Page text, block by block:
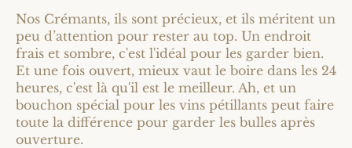
Nos Crémants, ils sont précieux, et ils méritent un
peu d’attention pour rester au top. Un endroit
frais et sombre, c'est l'idéal pour les garder bien.
Et une fois ouvert, mieux vaut le boire dans les 24
heures, c'est là qu'il est le meilleur. Ah, et un
bouchon spécial pour les vins pétillants peut faire
toute la différence pour garder les bulles après
ouverture.